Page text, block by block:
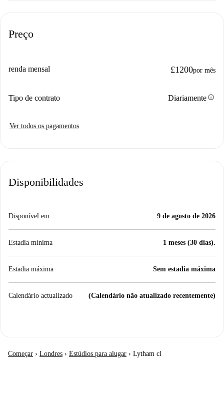
Preço
renda mensal £1200por mês
Tipo de contrato Diariamenteinfo
Ver todos os pagamentos
Disponibilidades
Disponível em 9 de agosto de 2026
Estadia mínima 1 meses (30 dias).
Estadia máxima Sem estadia máxima
Calendário actualizado (Calendário não atualizado recentemente)
Começar › Londres › Estúdios para alugar › Lytham cl